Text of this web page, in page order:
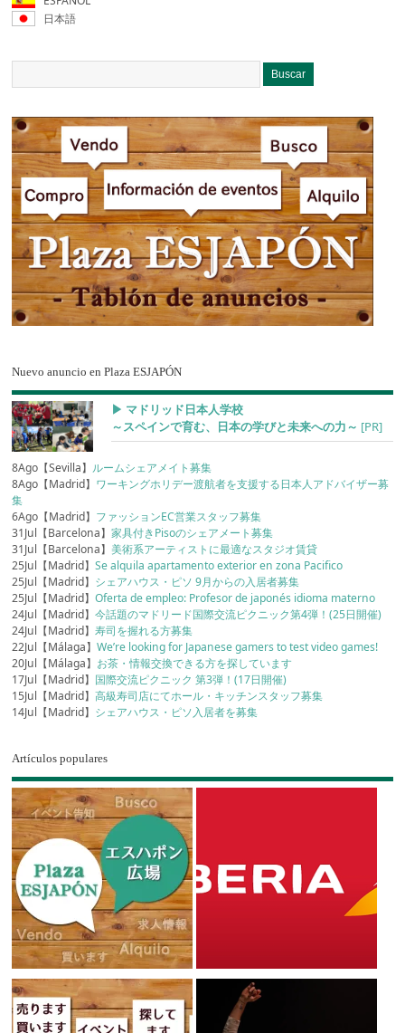
日本語
Nuevo anuncio en Plaza ESJAPÓN
▶︎ マドリッド日本人学校
～スペインで育む、日本の学びと未来への力～ [PR]
8Ago【Sevilla】 ルームシェアメイト募集
8Ago【Madrid】 ワーキングホリデー渡航者を支援する日本人アドバイザー募
集
6Ago【Madrid】 ファッションEC営業スタッフ募集
31Jul【Barcelona】家具付きPisoのシェアメート募集
31Jul【Barcelona】美術系アーティストに最適なスタジオ賃貸
25Jul【Madrid】Se alquila apartamento exterior en zona Pacifico
25Jul【Madrid】 シェアハウス・ピソ 9月からの入居者募集
25Jul【Madrid】Oferta de empleo: Profesor de japonés idioma materno
24Jul【Madrid】今話題のマドリード国際交流ピクニック第4弾！(25日開催)
24Jul【Madrid】寿司を握れる方募集
22Jul【Málaga】We’re looking for Japanese gamers to test video games!
20Jul【Málaga】 お茶・情報交換できる方を探しています
17Jul【Madrid】 国際交流ピクニック 第3弾！(17日開催)
15Jul【Madrid】高級寿司店にてホール・キッチンスタッフ募集
14Jul【Madrid】 シェアハウス・ピソ入居者を募集
Artículos populares